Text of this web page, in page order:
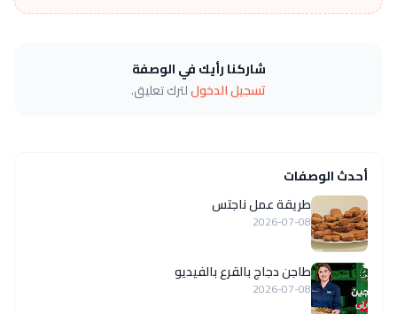
شاركنا رأيك في الوصفة
تسجيل الدخوللترك تعليق.
أحدث الوصفات
طريقة عمل ناجتس
2026-07-08
طاجن دجاج بالقرع بالفيديو
2026-07-08